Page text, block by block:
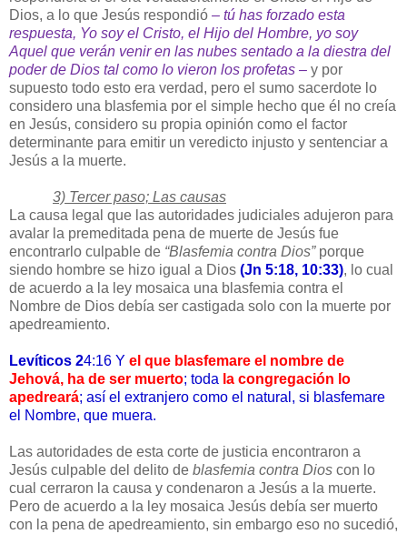
Dios, a lo que Jesús respondió – tú has forzado esta
respuesta, Yo soy el Cristo, el Hijo del Hombre, yo soy
Aquel que verán venir en las nubes sentado a la diestra del
poder de Dios tal como lo vieron los profetas – y por
supuesto todo esto era verdad, pero el sumo sacerdote lo
considero una blasfemia por el simple hecho que él no creía
en Jesús, considero su propia opinión como el factor
determinante para emitir un veredicto injusto y sentenciar a
Jesús a la muerte.
3) Tercer paso; Las causas
La causa legal que las autoridades judiciales adujeron para
avalar la premeditada pena de muerte de Jesús fue
encontrarlo culpable de “Blasfemia contra Dios”porque
siendo hombre se hizo igual a Dios (Jn 5:18, 10:33), lo cual
de acuerdo a la ley mosaica una blasfemia contra el
Nombre de Dios debía ser castigada solo con la muerte por
apedreamiento.
Levíticos 24:16 Y el que blasfemare el nombre de
Jehová, ha de ser muerto; toda la congregación lo
apedreará; así el extranjero como el natural, si blasfemare
el Nombre, que muera.
Las autoridades de esta corte de justicia encontraron a
Jesús culpable del delito de blasfemia contra Dios con lo
cual cerraron la causa y condenaron a Jesús a la muerte.
Pero de acuerdo a la ley mosaica Jesús debía ser muerto
con la pena de apedreamiento, sin embargo eso no sucedió,